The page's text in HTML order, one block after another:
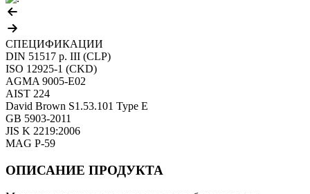
СПЕЦИФИКАЦИИ
DIN 51517 p. III (CLP)
ISO 12925-1 (CKD)
AGMA 9005-Е02
AIST 224
David Brown S1.53.101 Type E
GB 5903-2011
JIS K 2219:2006
MAG P-59
ОПИСАНИЕ ПРОДУКТА